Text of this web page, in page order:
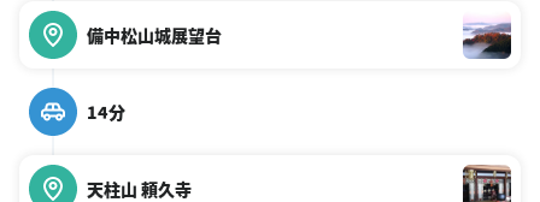
備中松山城展望台
14分
天柱山 頼久寺